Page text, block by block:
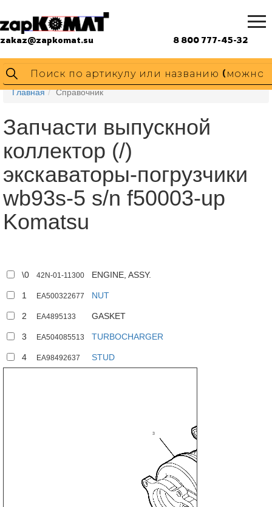
zakaz@zapkomat.su 8 800 777-45-32
Главная Справочник
Запчасти выпускной
коллектор (/)
экскаваторы-погрузчики
wb93s-5 s/n f50003-up
Komatsu
\0 42N-01-11300 ENGINE, ASSY.
1 EA500322677 NUT
2 EA4895133 GASKET
3 EA504085513 TURBOCHARGER
4 EA98492637 STUD
3